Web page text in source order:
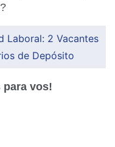
Laboral: 2 Vacantes
de Depósito
para vos!